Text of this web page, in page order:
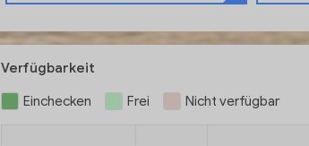
Verfügbarkeit
Einchecken Frei Nicht verfügbar